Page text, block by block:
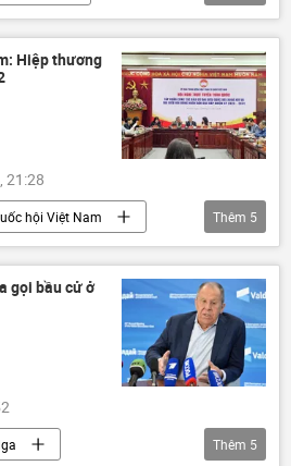
Quốc hội
đại biểu quốc hội
Bộ Chính Trị VN
Hiệp thương
21:28
hội Việt Nam
Tổ quốc Việt Nam
Thêm 5
gọi bầu cử ở
Thêm 5